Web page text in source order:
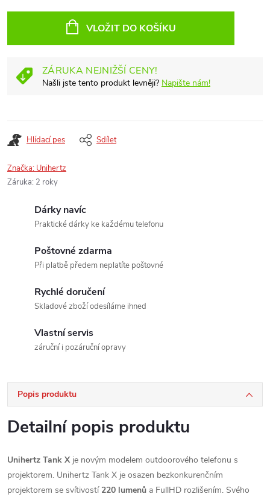
VLOŽIT DO KOŠÍKU
ZÁRUKA NEJNIŽŠÍ CENY!
Našli jste tento produkt levněji? Napište nám!
Hlídací pes Sdílet
Značka: Unihertz
Záruka: 2 roky
Dárky navíc
Praktické dárky ke každému telefonu
Poštovné zdarma
Při platbě předem neplatíte poštovné
Rychlé doručení
Skladové zboží odesíláme ihned
Vlastní servis
záruční i pozáruční opravy
Popis produktu
Detailní popis produktu
Unihertz Tank X je novým modelem outdoorového telefonu s
projektorem. Unihertz Tank X je osazen bezkonkurenčním
projektorem se svítivostí 220 lumenů a FullHD rozlišením. Svého